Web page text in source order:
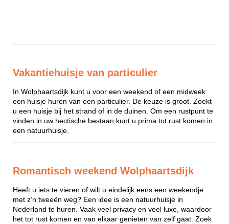
Vakantiehuisje van particulier
In Wolphaartsdijk kunt u voor een weekend of een midweek
een huisje huren van een particulier. De keuze is groot. Zoekt
u een huisje bij het strand of in de duinen. Om een rustpunt te
vinden in uw hectische bestaan kunt u prima tot rust komen in
een natuurhuisje.
Romantisch weekend Wolphaartsdijk
Heeft u iets te vieren of wilt u eindelijk eens een weekendje
met z’n tweeën weg? Een idee is een natuurhuisje in
Nederland te huren. Vaak veel privacy en veel luxe, waardoor
het tot rust komen en van elkaar genieten van zelf gaat. Zoek